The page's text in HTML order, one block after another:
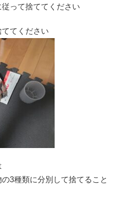
って捨ててください
てください
3種類に分別して捨てること